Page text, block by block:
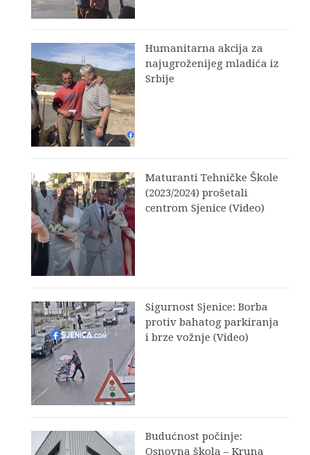
Humanitarna akcija za
najugroženijeg mladića iz
Srbije
Maturanti Tehničke Škole
(2023/2024) prošetali
centrom Sjenice (Video)
Sigurnost Sjenice: Borba
protiv bahatog parkiranja
i brze vožnje (Video)
Budućnost počinje:
Osnovna škola – Kruna